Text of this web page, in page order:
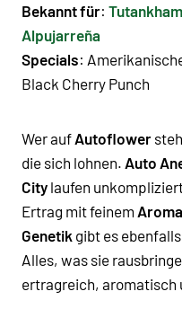
Bekannt für:
Alpujarreña
Specials:
Black Cherry Punch
Wer auf Autoflower
die sich lohnen. Auto
City laufen
Ertrag mit feinem Aroma
Genetik gibt es
Alles, was sie
ertragreich, aromatisch